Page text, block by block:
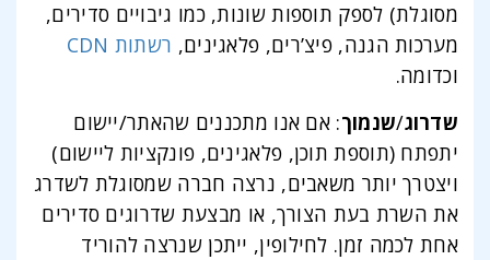
מסוגלת) לספק תוספות שונות, כמו גיבויים סדירים,
מערכות הגנה, פיצ’רים, פלאגינים, רשתות CDN
וכדומה.
שדרוג/שנמוך: אם אנו מתכננים שהאתר/יישום
יתפתח (תוספת תוכן, פלאגינים, פונקציות ליישום)
ויצטרך יותר משאבים, נרצה חברה שמסוגלת לשדרג
את השרת בעת הצורך, או מבצעת שדרוגים סדירים
אחת לכמה זמן. לחילופין, ייתכן שנרצה להוריד